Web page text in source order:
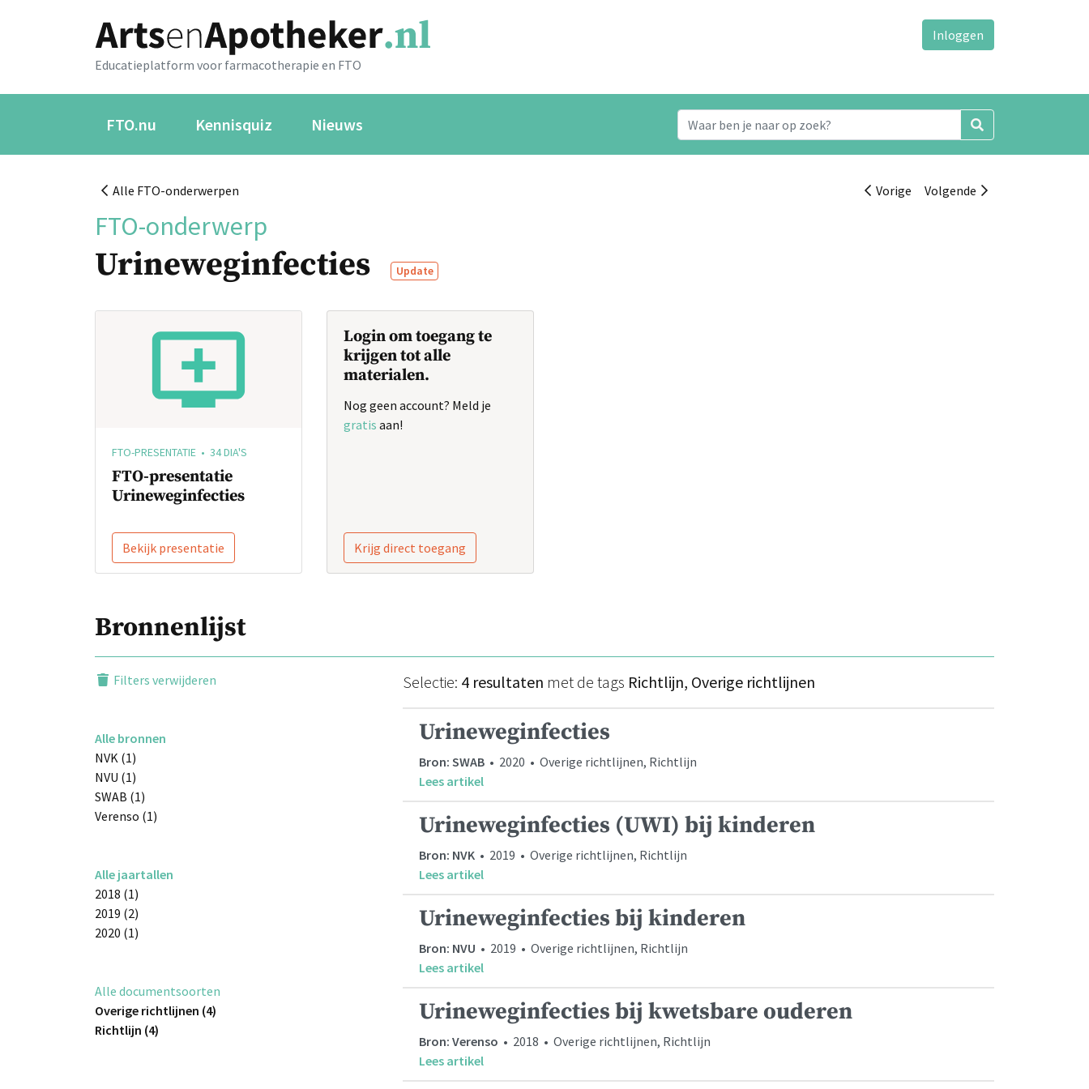
Educatieplatform voor farmacotherapie en FTO
Inloggen
FTO.nu Kennisquiz Nieuws
Alle FTO-onderwerpen Vorige Volgende
FTO-onderwerp
Urineweginfecties Update
FTO-PRESENTATIE • 34 DIA'S
FTO-presentatie
Urineweginfecties
Bekijk presentatie
Login om toegang te
krijgen tot alle
materialen.
Nog geen account? Meld je
gratis aan!
Krijg direct toegang
Bronnenlijst
Filters verwijderen
Alle bronnen
NVK (1)
NVU (1)
SWAB (1)
Verenso (1)
Alle jaartallen
2018 (1)
2019 (2)
2020 (1)
Alle documentsoorten
Overige richtlijnen (4)
Richtlijn (4)
Selectie: 4 resultaten met de tags Richtlijn, Overige richtlijnen
Urineweginfecties
Bron: SWAB • 2020 • Overige richtlijnen, Richtlijn
Lees artikel
Urineweginfecties (UWI) bij kinderen
Bron: NVK • 2019 • Overige richtlijnen, Richtlijn
Lees artikel
Urineweginfecties bij kinderen
Bron: NVU • 2019 • Overige richtlijnen, Richtlijn
Lees artikel
Urineweginfecties bij kwetsbare ouderen
Bron: Verenso • 2018 • Overige richtlijnen, Richtlijn
Lees artikel